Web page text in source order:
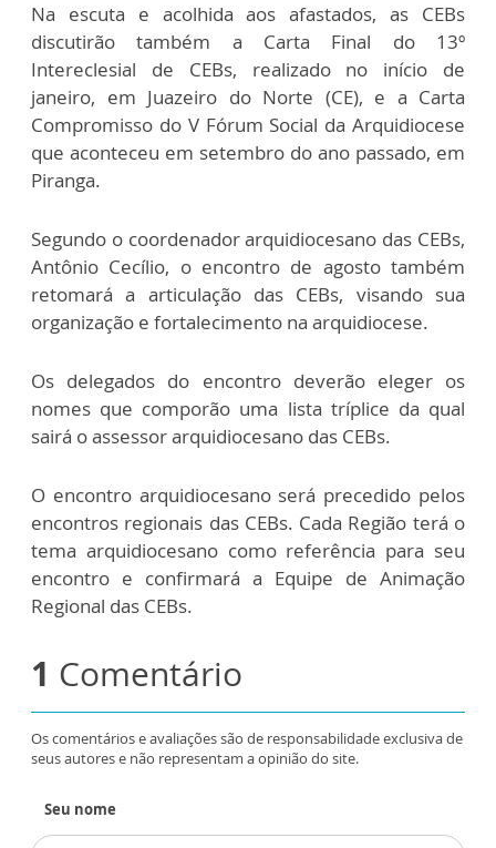
Na escuta e acolhida aos afastados, as CEBs
discutirão também a Carta Final do 13º
Intereclesial de CEBs, realizado no início de
janeiro, em Juazeiro do Norte (CE), e a Carta
Compromisso do V Fórum Social da Arquidiocese
que aconteceu em setembro do ano passado, em
Piranga.
Segundo o coordenador arquidiocesano das CEBs,
Antônio Cecílio, o encontro de agosto também
retomará a articulação das CEBs, visando sua
organização e fortalecimento na arquidiocese.
Os delegados do encontro deverão eleger os
nomes que comporão uma lista tríplice da qual
sairá o assessor arquidiocesano das CEBs.
O encontro arquidiocesano será precedido pelos
encontros regionais das CEBs. Cada Região terá o
tema arquidiocesano como referência para seu
encontro e confirmará a Equipe de Animação
Regional das CEBs.
1 Comentário
Os comentários e avaliações são de responsabilidade exclusiva de
seus autores e não representam a opinião do site.
Seu nome